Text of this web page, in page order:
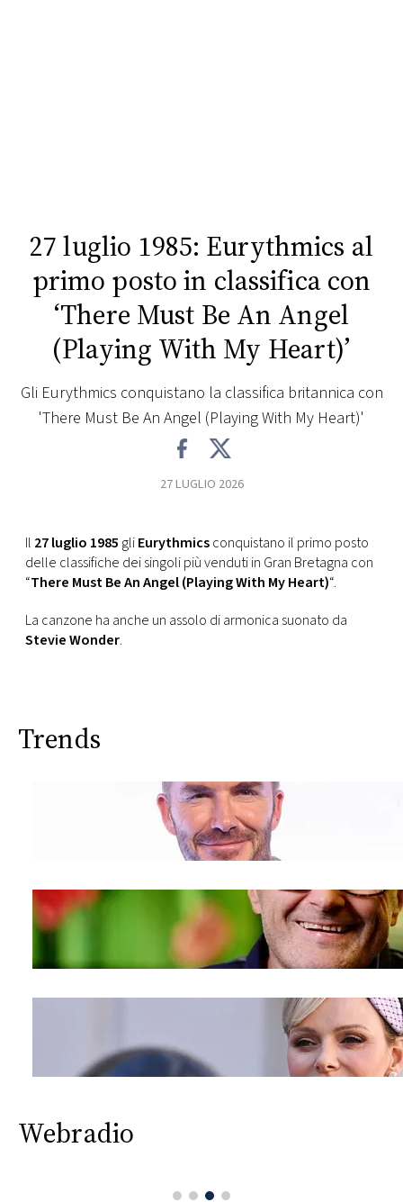
TV
PRINCIPATO
MONACO
RMC
CONSIGLIA
27 luglio 1985: Eurythmics al
primo posto in classifica con
‘There Must Be An Angel
(Playing With My Heart)’
Gli Eurythmics conquistano la classifica britannica con
'There Must Be An Angel (Playing With My Heart)'
27 LUGLIO 2026
Il 27 luglio 1985 gliEurythmicsconquistano il primo posto
delle classifiche dei singoli più venduti in Gran Bretagna con
“There Must Be An Angel (Playing With My Heart)“.
La canzone ha anche un assolo di armonica suonato da
Stevie Wonder.
Trends
Webradio